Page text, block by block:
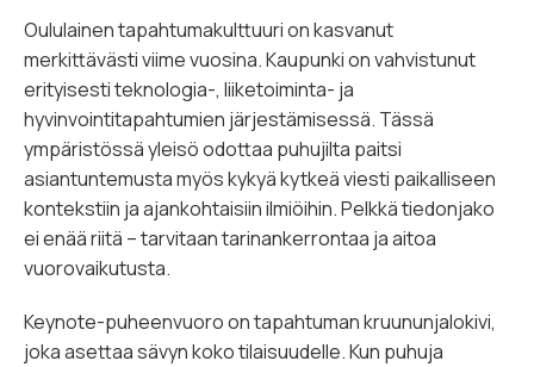
Oululainen tapahtumakulttuuri on kasvanut
merkittävästi viime vuosina. Kaupunki on vahvistunut
erityisesti teknologia-, liiketoiminta- ja
hyvinvointitapahtumien järjestämisessä. Tässä
ympäristössä yleisö odottaa puhujilta paitsi
asiantuntemusta myös kykyä kytkeä viesti paikalliseen
kontekstiin ja ajankohtaisiin ilmiöihin. Pelkkä tiedonjako
ei enää riitä – tarvitaan tarinankerrontaa ja aitoa
vuorovaikutusta.
Keynote-puheenvuoro on tapahtuman kruununjalokivi,
joka asettaa sävyn koko tilaisuudelle. Kun puhuja